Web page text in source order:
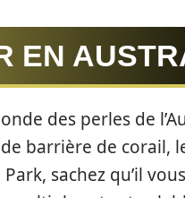
EN
des perles de
barrière de corail,
sachez qu’il